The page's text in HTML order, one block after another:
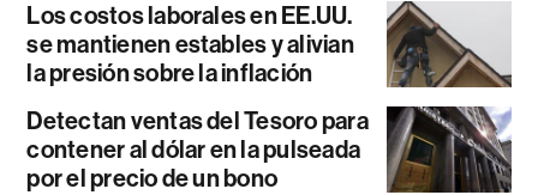
Los costos laborales en EE.UU.
se mantienen estables y alivian
la presión sobre la inflación
Detectan ventas del Tesoro para
contener al dólar en la pulseada
por el precio de un bono